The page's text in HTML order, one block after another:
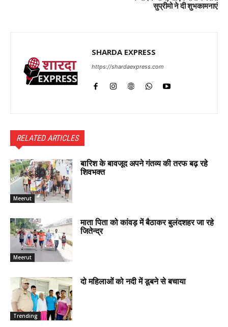
सुप्रीमो ने दी शुभकामनाएं
SHARDA EXPRESS
https://shardaexpress.com
RELATED ARTICLES
Meerut
बारिश के बावजूद अपने गंतव्य की तरफ बढ़ रहे
शिवभक्त
Meerut
माता पिता को कांवड़ में बैठाकर बुलंदशहर जा रहे
जितेन्द्र
Trending
दो महिलाओं को नदी में डूबने से बचाया